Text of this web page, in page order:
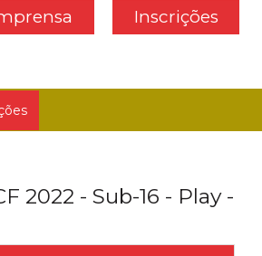
Inscrições
2022 - Sub-16 - Play -